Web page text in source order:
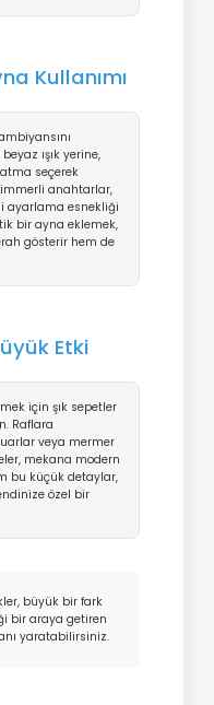
Kullanımı
ışık yerine,
seçerek
anahtarlar,
ayarlama esnekliği
bir ayna eklemek,
gösterir hem de
Etki
için şık sepetler
Raflara
veya mermer
mekana modern
bu küçük detaylar,
özel bir
büyük bir fark
bir araya getiren
yaratabilirsiniz.